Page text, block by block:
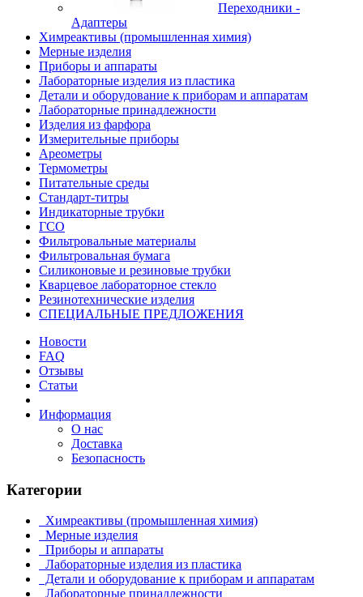
Переходники -
Адаптеры
Химреактивы (промышленная химия)
Мерные изделия
Приборы и аппараты
Лабораторные изделия из пластика
Детали и оборудование к приборам и аппаратам
Лабораторные принадлежности
Изделия из фарфора
Измерительные приборы
Ареометры
Термометры
Питательные среды
Стандарт-титры
Индикаторные трубки
ГСО
Фильтровальные материалы
Фильтровальная бумага
Силиконовые и резиновые трубки
Кварцевое лабораторное стекло
Резинотехнические изделия
СПЕЦИАЛЬНЫЕ ПРЕДЛОЖЕНИЯ
Новости
FAQ
Отзывы
Статьи
Информация
О нас
Доставка
Безопасность
Категории
Химреактивы (промышленная химия)
Мерные изделия
Приборы и аппараты
Лабораторные изделия из пластика
Детали и оборудование к приборам и аппаратам
Лабораторные принадлежности